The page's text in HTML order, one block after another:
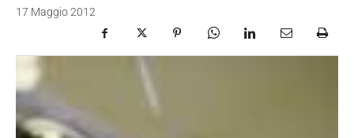
17 Maggio 2012